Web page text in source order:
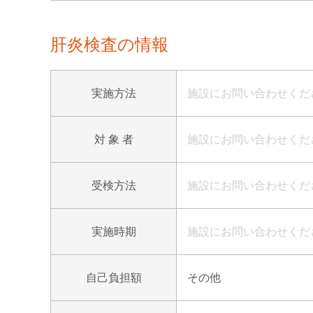
肝炎検査の情報
実施方法 施設にお問い合わせくだ
対 象 者 施設にお問い合わせくだ
受検方法 施設にお問い合わせくだ
実施時期 施設にお問い合わせくだ
自己負担額 その他